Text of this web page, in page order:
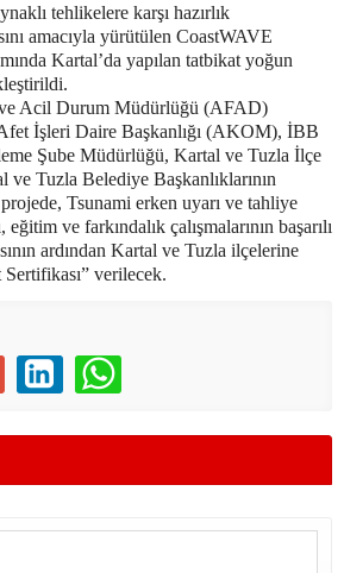
tehlikelere karşı hazırlık
amacıyla yürütülen CoastWAVE
Kartal’da yapılan tatbikat yoğun
Acil Durum Müdürlüğü (AFAD)
İşleri Daire Başkanlığı (AKOM), İBB
Şube Müdürlüğü, Kartal ve Tuzla İlçe
ve Tuzla Belediye Başkanlıklarının
Tsunami erken uyarı ve tahliye
eğitim ve farkındalık çalışmalarının başarılı
ardından Kartal ve Tuzla ilçelerine
verilecek.